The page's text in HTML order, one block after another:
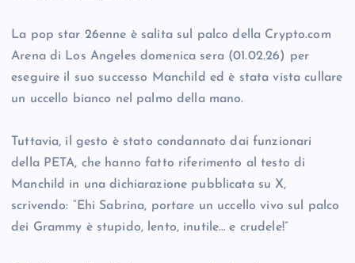
La pop star 26enne è salita sul palco della Crypto.com
Arena di Los Angeles domenica sera (01.02.26) per
eseguire il suo successo Manchild ed è stata vista cullare
un uccello bianco nel palmo della mano.
Tuttavia, il gesto è stato condannato dai funzionari
della PETA, che hanno fatto riferimento al testo di
Manchild in una dichiarazione pubblicata su X,
scrivendo: “Ehi Sabrina, portare un uccello vivo sul palco
dei Grammy è stupido, lento, inutile… e crudele!”